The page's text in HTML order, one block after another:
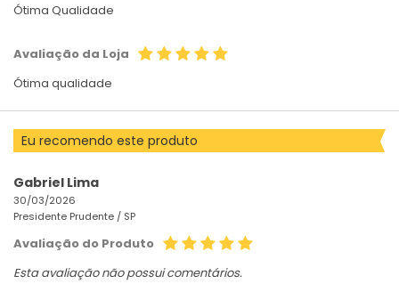
Ótima Qualidade
Avaliação da Loja
Ótima qualidade
Eu recomendo este produto
Gabriel Lima
30/03/2026
Presidente Prudente / SP
Avaliação do Produto
Esta avaliação não possui comentários.